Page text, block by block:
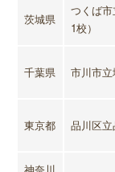
茨城県
つくば
1校）
千葉県 市川市
東京都 品川区立